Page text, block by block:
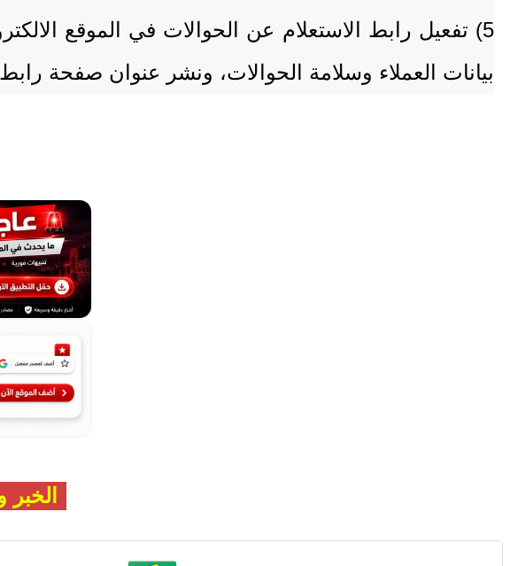
5) تفعيل رابط الاستعلام عن الحوالات في الموقع
بيانات العملاء وسلامة الحوالات، ونشر عنوان صفحة